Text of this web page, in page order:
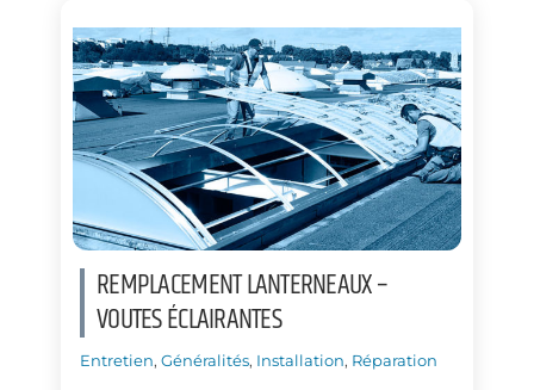
o
k
I
n
REMPLACEMENT LANTERNEAUX –
VOUTES ÉCLAIRANTES
Entretien,Généralités, Installation, Réparation